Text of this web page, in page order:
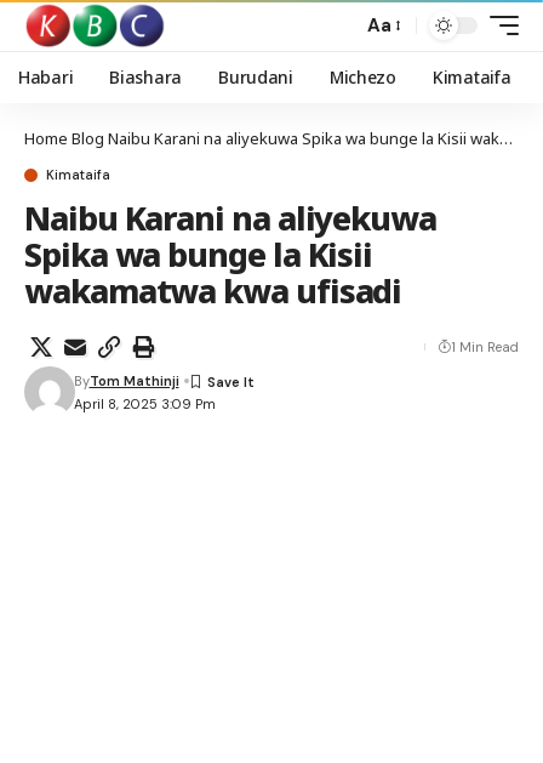
Aa
Habari Biashara Burudani Michezo Kimataifa
Home Blog Naibu Karani na aliyekuwa Spika wa bunge la Kisii wakamatwa kwa ufisadi
Kimataifa
Naibu Karani na aliyekuwa
Spika wa bunge la Kisii
wakamatwa kwa ufisadi
April 8, 2025 3:09 Pm
ByTom Mathinji
1 Min Read